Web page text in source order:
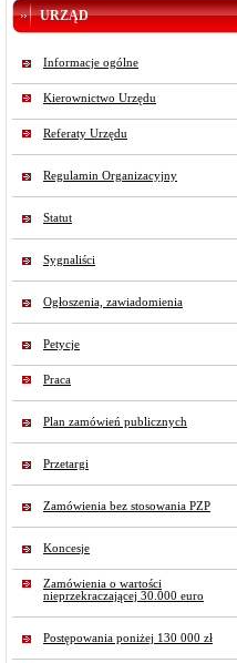
URZĄD
Informacje ogólne
Kierownictwo Urzędu
Referaty Urzędu
Regulamin Organizacyjny
Statut
Sygnaliści
Ogłoszenia, zawiadomienia
Petycje
Praca
Plan zamówień publicznych
Przetargi
Zamówienia bez stosowania PZP
Koncesje
Zamówienia o wartości
nieprzekraczającej 30.000 euro
Postępowania poniżej 130 000 zł